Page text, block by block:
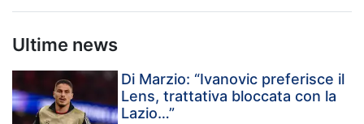
Ultime news
Di Marzio: “Ivanovic preferisce il
Lens, trattativa bloccata con la
Lazio…”